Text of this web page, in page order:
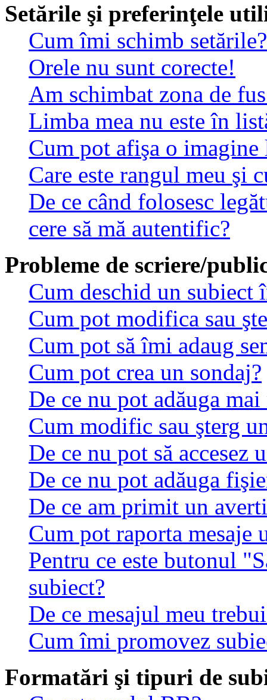
Setările şi preferinţele
Cum îmi schimb setările?
Orele nu sunt corecte!
Am schimbat zona de
Limba mea nu este în
Cum pot afişa o
Care este rangul meu şi
De ce când folosesc
cere să mă autentific?
Probleme de scriere/
Cum deschid un subiect
Cum pot modifica sau
Cum pot să îmi adaug
Cum pot crea un sondaj?
De ce nu pot adăuga
Cum modific sau şterg
De ce nu pot să accesez
De ce nu pot adăuga
De ce am primit un
Cum pot raporta mesaje
Pentru ce este butonul
subiect?
De ce mesajul meu
Cum îmi promovez
Formatări şi tipuri de